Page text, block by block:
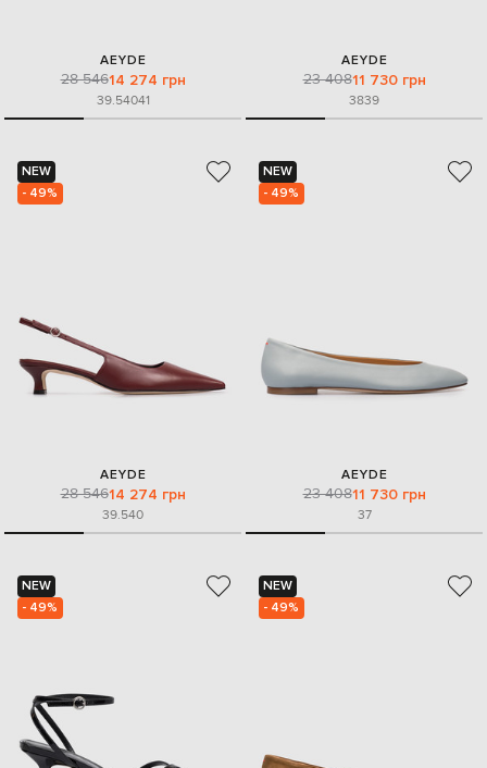
AEYDE
28 54614 274 грн
39.54041
AEYDE
23 40811 730 грн
3839
NEW
- 49%
AEYDE
28 54614 274 грн
39.540
NEW
- 49%
AEYDE
23 40811 730 грн
37
NEW
- 49%
NEW
- 49%